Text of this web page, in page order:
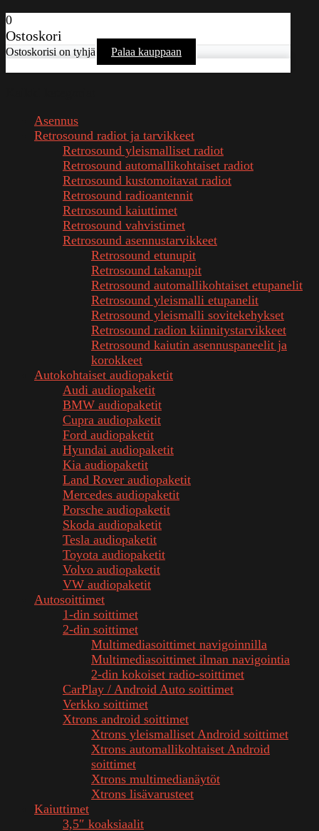
0
Ostoskori
Ostoskorisi on tyhjä Palaa kauppaan
Asennus
Retrosound radiot ja tarvikkeet
Retrosound yleismalliset radiot
Retrosound automallikohtaiset radiot
Retrosound kustomoitavat radiot
Retrosound radioantennit
Retrosound kaiuttimet
Retrosound vahvistimet
Retrosound asennustarvikkeet
Retrosound etunupit
Retrosound takanupit
Retrosound automallikohtaiset etupanelit
Retrosound yleismalli etupanelit
Retrosound yleismalli sovitekehykset
Retrosound radion kiinnitystarvikkeet
Retrosound kaiutin asennuspaneelit ja
korokkeet
Autokohtaiset audiopaketit
Audi audiopaketit
BMW audiopaketit
Cupra audiopaketit
Ford audiopaketit
Hyundai audiopaketit
Kia audiopaketit
Land Rover audiopaketit
Mercedes audiopaketit
Porsche audiopaketit
Skoda audiopaketit
Tesla audiopaketit
Toyota audiopaketit
Volvo audiopaketit
VW audiopaketit
Autosoittimet
1-din soittimet
2-din soittimet
Multimediasoittimet navigoinnilla
Multimediasoittimet ilman navigointia
2-din kokoiset radio-soittimet
CarPlay / Android Auto soittimet
Verkko soittimet
Xtrons android soittimet
Xtrons yleismalliset Android soittimet
Xtrons automallikohtaiset Android
soittimet
Xtrons multimedianäytöt
Xtrons lisävarusteet
Kaiuttimet
3,5″ koaksiaalit